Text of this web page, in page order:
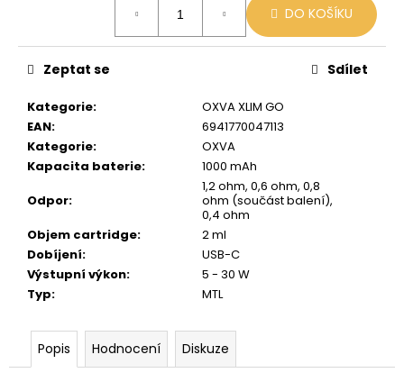
DO KOŠÍKU
Kategorie:
OXVA XLIM GO
EAN:
6941770047113
Kategorie:
OXVA
Kapacita baterie:
1000 mAh
Odpor:
1,2 ohm, 0,6 ohm, 0,8
ohm (součást balení),
0,4 ohm
Objem cartridge:
2 ml
Dobíjení:
USB-C
Výstupní výkon:
5 - 30 W
Typ: MTL
Zeptat se Sdílet
Popis Hodnocení Diskuze
BLACK
BERG
16MG
800
59
Původně:
169
Kč